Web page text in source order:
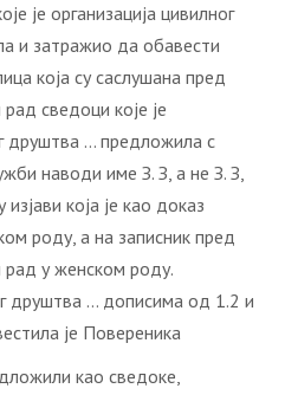
је организација цивилног
и затражио да обавести
која су саслушана пред
сведоци које је
друштва … предложила с
наводи име З. З, а не З. З,
која је као доказ
роду, а на записник пред
рад у женском роду.
друштва … дописима од 1.2 и
је Повереника
као сведоке,